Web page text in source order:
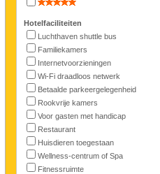
Hotelfaciliteiten
Luchthaven shuttle bus
Familiekamers
Internetvoorzieningen
Wi-Fi draadloos netwerk
Betaalde parkeergelegenheid
Rookvrije kamers
Voor gasten met handicap
Restaurant
Huisdieren toegestaan
Wellness-centrum of Spa
Fitnessruimte